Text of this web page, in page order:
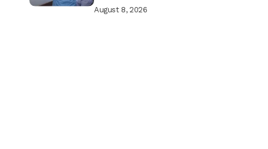
August 8, 2026